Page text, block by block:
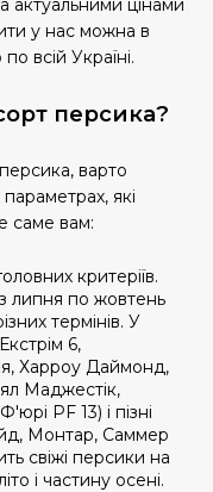
актуальними цінами
у нас можна в
всій Україні.
персика?
варто
які
саме вам:
критеріїв.
липня по жовтень
термінів. У
6,
Харроу Даймонд,
Маджестік,
PF 13) і пізні
Монтар, Саммер
свіжі персики на
і частину осені.